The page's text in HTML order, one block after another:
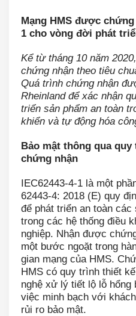
Mạng HMS được chứng
1 cho vòng đời phát
Kể từ tháng 10 năm
chứng nhận theo tiêu
Quá trình chứng nhận
Rheinland để xác nhận
triển sản phẩm an toàn
khiển và tự động hóa
Bảo mật thông qua
chứng nhận
IEC62443-4-1 là một
62443-4: 2018 (E) quy
để phát triển an toàn
trong các hệ thống điều
nghiệp. Nhận được
một bước ngoặt trong
gian mạng của HMS.
HMS có quy trình thiết
nghệ xử lý tiết lộ lỗ hổng
việc minh bạch với
rủi ro bảo mật.